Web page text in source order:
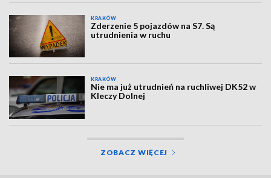
KRAKÓW
Zderzenie 5 pojazdów na S7. Są
utrudnienia w ruchu
KRAKÓW
Nie ma już utrudnień na ruchliwej DK52 w
Kleczy Dolnej
ZOBACZ WIĘCEJ